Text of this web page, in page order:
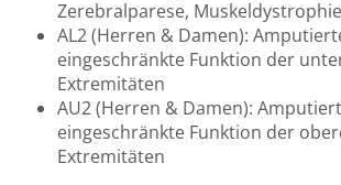
Zerebralparese,
AL2 (Herren & Damen):
eingeschränkte Funktion der
Extremitäten
AU2 (Herren & Damen):
eingeschränkte Funktion der
Extremitäten